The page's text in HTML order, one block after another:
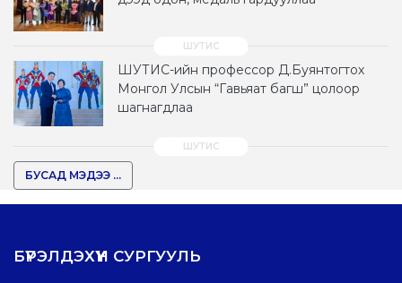
ШУТИС-ийн профессор Д.Буянтогтох
Монгол Улсын “Гавьяат багш” цолоор
шагнагдлаа
БУСАД МЭДЭЭ ...
БҮРЭЛДЭХҮҮН СУРГУУЛЬ